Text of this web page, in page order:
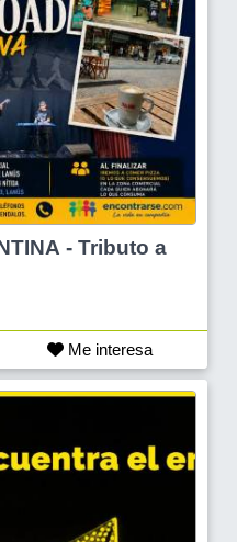
- Tributo a
Me interesa